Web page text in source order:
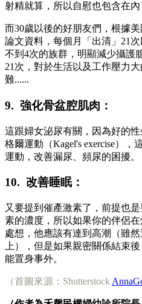
射精就算，所以自慰也包含在內
而30歲以後的好朋友們，根據
論文資料，每個月「出清」21
不到4次的族群，明顯減少攝護
21次，對於生活以及工作壓力
難......
9. 強化骨盆腔肌肉：
這跟婦女泌尿有關，因為好的
格爾運動（Kagel's exercise）
運動，改善漏尿、頻尿的困擾。
10. 改善睡眠：
又要提到催產激素了，前提也
素的濃度，所以如果你的伴侶
處想，他應該有達到高潮（雖
上），但是如果親密關係結束
能置身事外。
（首圖來源：Shutterstock